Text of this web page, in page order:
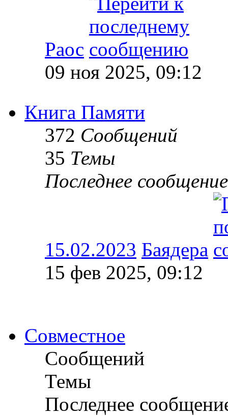
Раос
09 ноя 2025, 09:12
Книга Памяти
372 Сообщений
35 Темы
Последнее сообщение
15.02.2023 Баядера
15 фев 2025, 09:12
Совместное
Сообщений
Темы
Последнее